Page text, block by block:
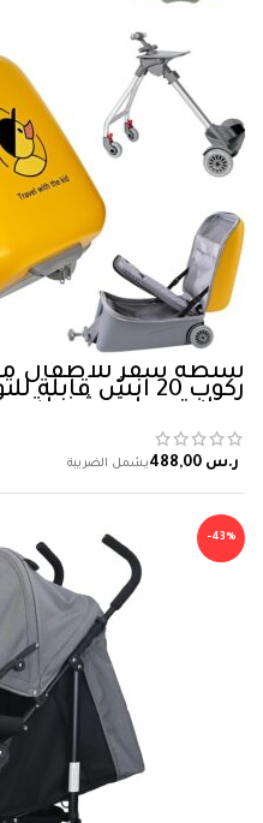
شنطة سفر للاطفال
ركوب 20 انش
عجلات دوارة، شنطة
للسفر والرحلات (اصفر)،
ستايرين (ABS)
ر.س
-43%